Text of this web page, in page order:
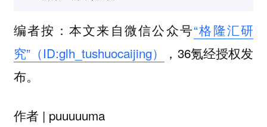
编者按：本文来自微信公众号“格隆汇研
究”（ID:glh_tushuocaijing）
，36氪经授权发
布。
作者 | puuuuuma